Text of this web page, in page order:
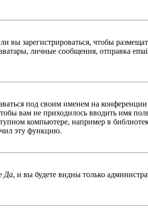
вы зарегистрироваться, чтобы
личные сообщения, отправка
под своим именем на
вам не приходилось вводить имя
компьютере, например в
эту функцию.
Да, и вы будете видны только